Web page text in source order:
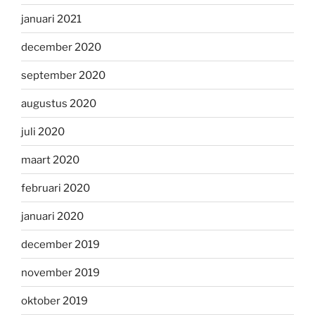
januari 2021
december 2020
september 2020
augustus 2020
juli 2020
maart 2020
februari 2020
januari 2020
december 2019
november 2019
oktober 2019